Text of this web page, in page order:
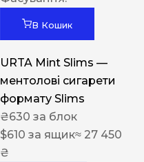
В Кошик
URTA Mint Slims —
ментолові сигарети
формату Slims
₴630 за блок
$610 за ящик≈ 27 450
₴